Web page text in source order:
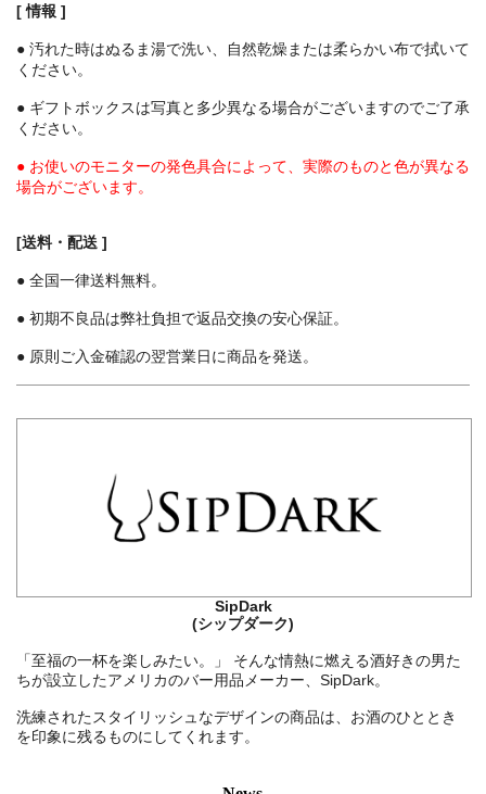
[ 情報 ]
● 汚れた時はぬるま湯で洗い、自然乾燥または柔らかい布で拭いて
ください。
● ギフトボックスは写真と多少異なる場合がございますのでご了承
ください。
● お使いのモニターの発色具合によって、実際のものと色が異なる
場合がございます。
[送料・配送 ]
● 全国一律送料無料。
● 初期不良品は弊社負担で返品交換の安心保証。
● 原則ご入金確認の翌営業日に商品を発送。
SipDark
(シップダーク)
「至福の一杯を楽しみたい。」 そんな情熱に燃える酒好きの男た
ちが設立したアメリカのバー用品メーカー、SipDark。
洗練されたスタイリッシュなデザインの商品は、お酒のひととき
を印象に残るものにしてくれます。